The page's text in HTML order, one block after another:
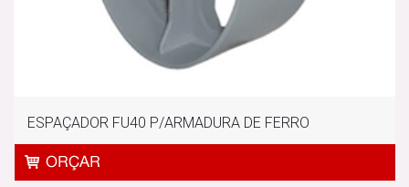
ESPAÇADOR FU40 P/ARMADURA DE FERRO